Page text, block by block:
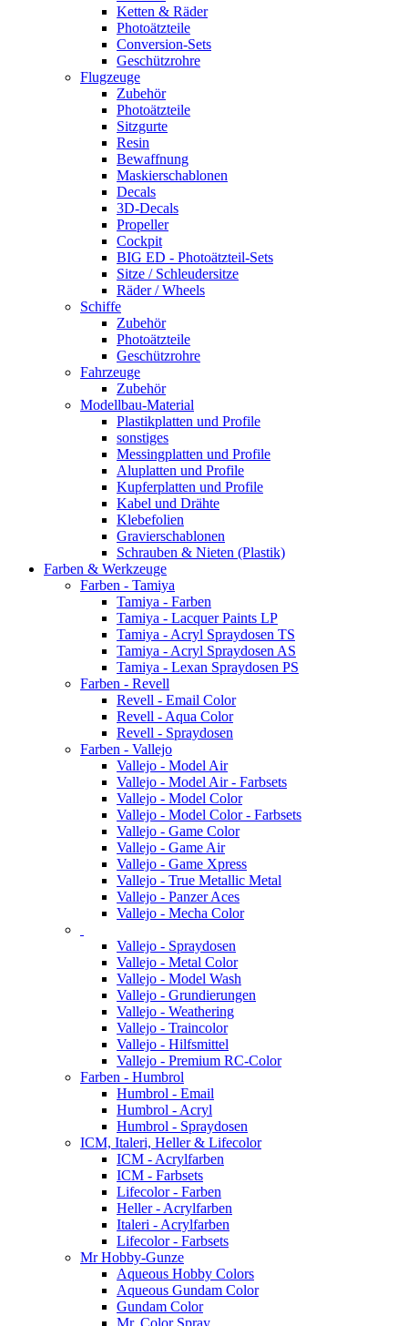
Ketten & Räder
Photoätzteile
Conversion-Sets
Geschützrohre
Flugzeuge
Zubehör
Photoätzteile
Sitzgurte
Resin
Bewaffnung
Maskierschablonen
Decals
3D-Decals
Propeller
Cockpit
BIG ED - Photoätzteil-Sets
Sitze / Schleudersitze
Räder / Wheels
Schiffe
Zubehör
Photoätzteile
Geschützrohre
Fahrzeuge
Zubehör
Modellbau-Material
Plastikplatten und Profile
sonstiges
Messingplatten und Profile
Aluplatten und Profile
Kupferplatten und Profile
Kabel und Drähte
Klebefolien
Gravierschablonen
Schrauben & Nieten (Plastik)
Farben & Werkzeuge
Farben - Tamiya
Tamiya - Farben
Tamiya - Lacquer Paints LP
Tamiya - Acryl Spraydosen TS
Tamiya - Acryl Spraydosen AS
Tamiya - Lexan Spraydosen PS
Farben - Revell
Revell - Email Color
Revell - Aqua Color
Revell - Spraydosen
Farben - Vallejo
Vallejo - Model Air
Vallejo - Model Air - Farbsets
Vallejo - Model Color
Vallejo - Model Color - Farbsets
Vallejo - Game Color
Vallejo - Game Air
Vallejo - Game Xpress
Vallejo - True Metallic Metal
Vallejo - Panzer Aces
Vallejo - Mecha Color
Vallejo - Spraydosen
Vallejo - Metal Color
Vallejo - Model Wash
Vallejo - Grundierungen
Vallejo - Weathering
Vallejo - Traincolor
Vallejo - Hilfsmittel
Vallejo - Premium RC-Color
Farben - Humbrol
Humbrol - Email
Humbrol - Acryl
Humbrol - Spraydosen
ICM, Italeri, Heller & Lifecolor
ICM - Acrylfarben
ICM - Farbsets
Lifecolor - Farben
Heller - Acrylfarben
Italeri - Acrylfarben
Lifecolor - Farbsets
Mr Hobby-Gunze
Aqueous Hobby Colors
Aqueous Gundam Color
Gundam Color
Mr. Color Spray